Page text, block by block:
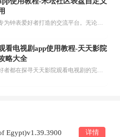
米坛社区是专为钟表爱好者打造的交流平台。无论你是初涉钟表领域的普通爱好者，还是拥有多年收藏经验的资深玩家，都能在此找到属于自己的天地。 无需注册，就能轻松参与其中。通过专业的讨论论坛与丰富的交互功能，你可与世界各地的钟表爱好者畅快交流。若你钟情于钟表，米坛社区无疑是值得一试的理想之选。在这里，你能获取最新的手表资讯，交流见解，提升鉴赏品味，让每一块手表都成为收藏故事中重要的一部分。感兴趣的朋友，不要错过下载机会。...
看电视剧app使用教程-天天影院
略大全
不少影视爱好者都在探寻天天影院观看电视剧的完整方法，结合最新平台使用规则，本篇新手入门攻略全面讲解观看渠道、检索流程、播放设置以及画面模式调整等实用内容。全文适配手机、电脑等主流设备，步骤简洁易懂，无论是初次使用的新手，还是想要优化观影体验的用户，都能参照内容快速上手，熟练掌握平台各项操作技巧，轻松畅享影视内容。...
Egypt)v1.39.3900 详情